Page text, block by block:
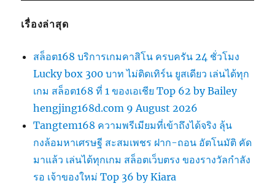
เรื่องล่าสุด
สล็อต168 บริการเกมคาสิโน ครบครัน 24 ชั่วโมง
Lucky box 300 บาท ไม่ติดเทิร์น ยูสเดียว เล่นได้ทุก
เกม สล็อต168 ที่ 1 ของเอเชีย Top 62 by Bailey
hengjing168d.com 9 August 2026
Tangtem168 ความพรีเมียมที่เข้าถึงได้จริง ลุ้น
กงล้อมหาเศรษฐี สะสมเพชร ฝาก-ถอน อัตโนมัติ คัด
มาแล้ว เล่นได้ทุกเกม สล็อตเว็บตรง ของรางวัลกำลัง
รอ เจ้าของใหม่ Top 36 by Kiara